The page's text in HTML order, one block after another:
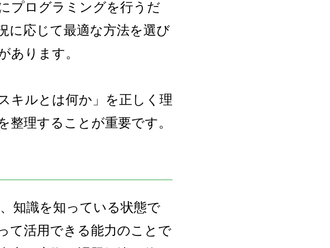
プログラミングを行うだ
に応じて最適な方法を選び
あります。
キルとは何か」を正しく理
整理することが重要です。
知識を知っている状態で
て活用できる能力のことで